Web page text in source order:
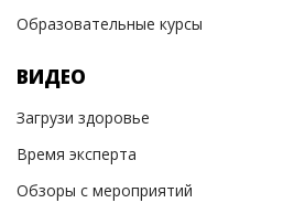
Образовательные курсы
ВИДЕО
Загрузи здоровье
Время эксперта
Обзоры с мероприятий